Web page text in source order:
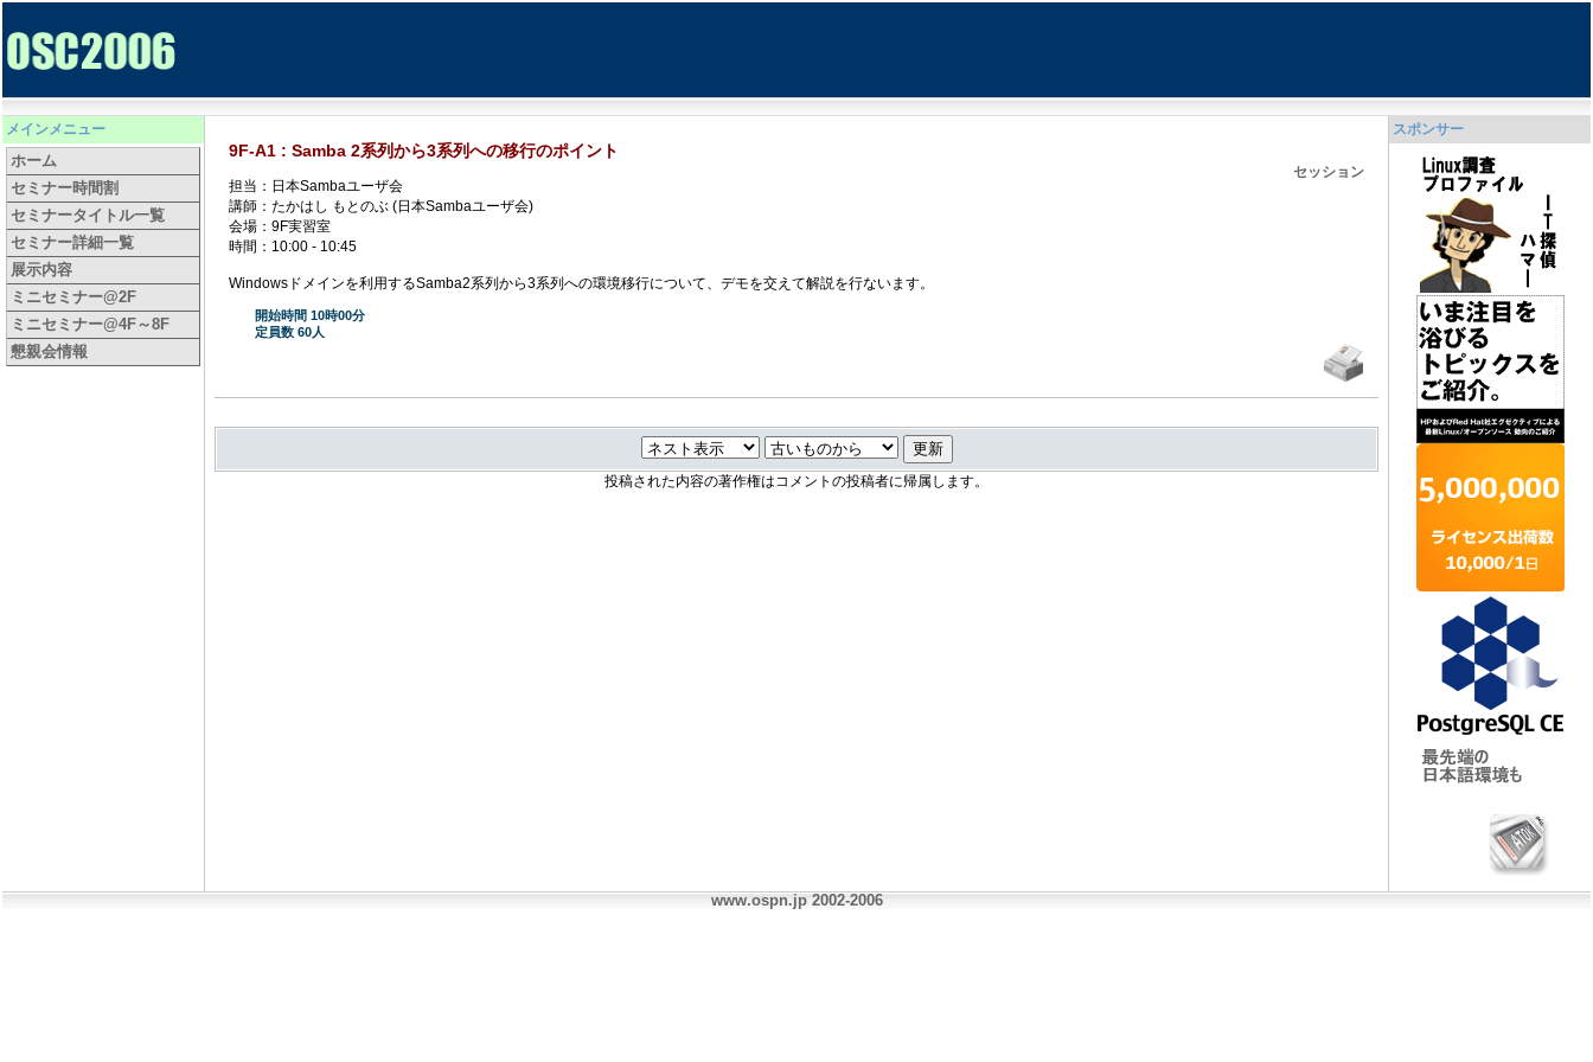
メインメニュー
ホーム
セミナー時間割
セミナータイトル一覧
セミナー詳細一覧
展示内容
ミニセミナー@2F
ミニセミナー@4F～8F
懇親会情報
9F-A1 : Samba 2系列から3系列への移行のポイント
セッション
担当：日本Sambaユーザ会
講師：たかはし もとのぶ (日本Sambaユーザ会)
会場：9F実習室
時間：10:00 - 10:45
Windowsドメインを利用するSamba2系列から3系列への環境移行について、デモを交えて解説を行ないます。
開始時間 10時00分
定員数 60人
投稿された内容の著作権はコメントの投稿者に帰属します。
スポンサー
www.ospn.jp 2002-2006